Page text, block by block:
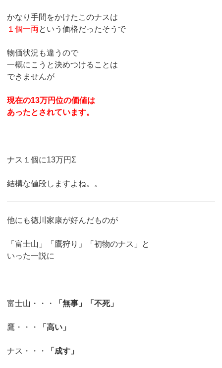
かなり手間をかけたこのナスは
１個一両という価格だったそうで
物価状況も違うので
一概にこうと決めつけることは
できませんが
現在の13万円位の価値は
あったとされています。
ナス１個に13万円Σ
結構な値段しますよね。。
他にも徳川家康が好んだものが
「富士山」「鷹狩り」「初物のナス」と
いった一説に
富士山・・・ 「無事」「不死」
鷹・・・ 「高い」
ナス・・・ 「成す」